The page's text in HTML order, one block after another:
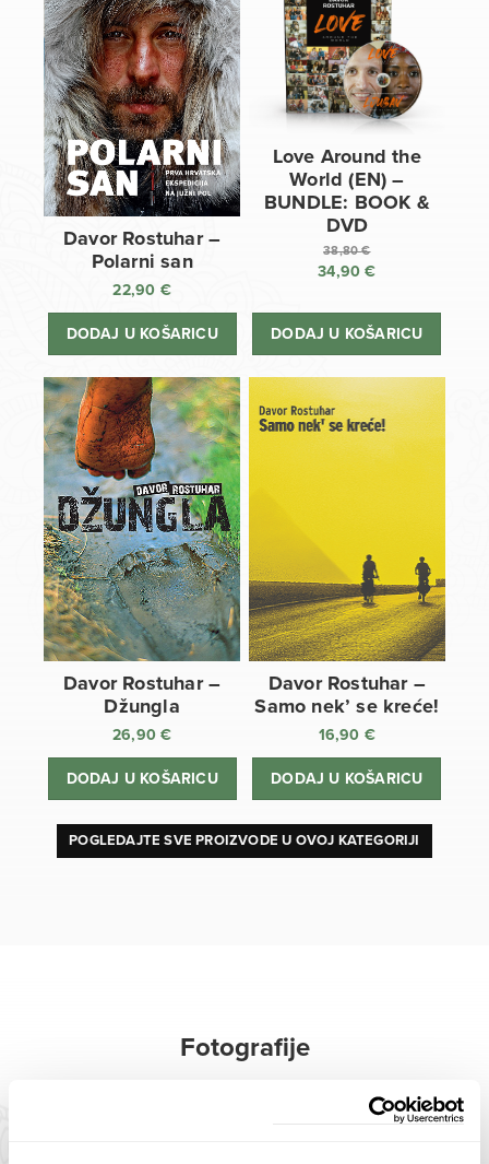
Davor Rostuhar –
Polarni san
22,90 €
DODAJ U KOŠARICU
Love Around the
World (EN) –
BUNDLE: BOOK &
DVD
38,80€
Izvorna
bila
34,90€
cijena
DODAJ U KOŠARICU
Davor Rostuhar –
Džungla
26,90€
DODAJ U KOŠARICU
Davor Rostuhar –
Samo nek’ se kreće!
16,90 €
DODAJ U KOŠARICU
POGLEDAJTE SVE PROIZVODE U OVOJ KATEGORIJI
Fotografije